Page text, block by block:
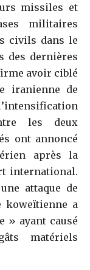
missiles et
militaires
civils dans le
des dernières
avoir ciblé
iranienne de
les deux
ont annoncé
après la
international.
attaque de
koweïtienne a
» ayant causé
matériels